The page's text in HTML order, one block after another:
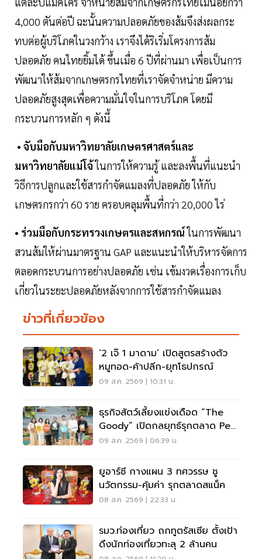
4,000 ตันต่อปี ฉะนั้นความปลอดภัยของส้มจึงส่งผลกระ
ทบต่อผู้บริโภคในวงกว้าง เราจึงได้ริเริ่มโครงการส้ม
ปลอดภัย คนไทยยิ้มได้ ขึ้นเมื่อ 6 ปีที่ผ่านมา เพื่อเป็นการ
พัฒนาให้ส้มจากเกษตรกรไทยที่เราจัดจำหน่าย มีความ
ปลอดภัยสูงสุดเพื่อความมั่นใจในการบริโภค โดยมี
กระบวนการหลัก ๆ ดังนี้
• จับมือกับมหาวิทยาลัยเกษตรศาสตร์และ
มหาวิทยาลัยแม่โจ้ในการให้ความรู้ และลงพื้นที่แนะนำ
วิธีการปลูกและใช้สารกำจัดแมลงที่ปลอดภัย ให้กับ
เกษตรกรกว่า 60 ราย ครอบคลุมพื้นที่กว่า 20,000 ไร่
• ร่วมมือกับกระทรวงเกษตรและสหกรณ์ในการพัฒนา
สวนส้มให้ผ่านมาตรฐาน GAP และแนะนำให้บริหารจัดการ
ตลอดกระบวนการอย่างปลอดภัย เช่น เข้มงวดเรื่องการเก็บ
เกี่ยวในระยะปลอดภัยหลังจากการใช้สารกำจัดแมลง
ข่าวที่เกี่ยวข้อง
‘2 เจ๊ 1 มาดาม’ เปิดสูตรสร้างตัว
หมูทอด-ค้าปลีก-ยุทโธปกรณ์
09 ส.ค. 2569 | 10:31 น.
ธุรกิจสัตว์เลี้ยงแข่งเดือด “The
Goody” เปิดกลยุทธ์รุกตลาด Pet
Humanization
09 ส.ค. 2569 | 06:39 น.
ยูอาร์ซี กางแผน 3 ทศวรรษ ชู
นวัตกรรม-คุ้มค่า รุกตลาดสแน็ค
08 ส.ค. 2569 | 22:33 น.
รมว.ท่องเที่ยว ถกทูตรัสเซีย ตั้งเป้า
ดึงนักท่องเที่ยวทะลุ 2 ล้านคน